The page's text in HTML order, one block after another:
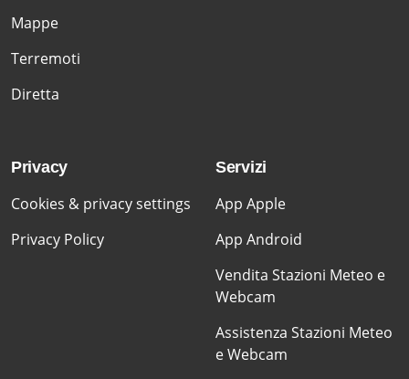
Mappe
Terremoti
Diretta
Privacy
Cookies & privacy settings
Privacy Policy
Servizi
App Apple
App Android
Vendita Stazioni Meteo e
Webcam
Assistenza Stazioni Meteo
e Webcam